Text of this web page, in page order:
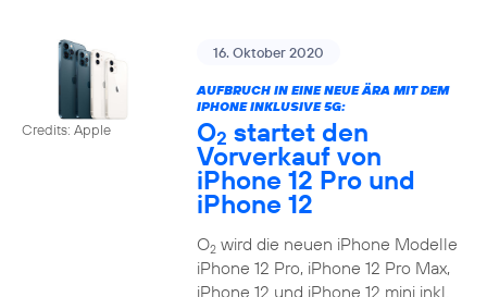
Credits: Apple
16. Oktober 2020
AUFBRUCH IN EINE NEUE ÄRA MIT DEM
IPHONE INKLUSIVE 5G:
O2 startet den
Vorverkauf von
iPhone 12 Pro und
iPhone 12
O2wird die neuen iPhone Modelle
iPhone 12 Pro, iPhone 12 Pro Max,
iPhone 12 und iPhone 12 mini inkl.